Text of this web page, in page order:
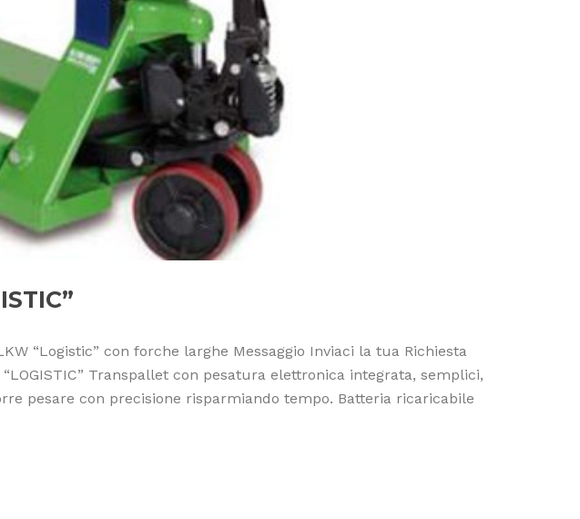
“Logistic” con forche larghe Messaggio Inviaci la tua Richiesta
Transpallet con pesatura elettronica integrata, semplici,
pesare con precisione risparmiando tempo. Batteria ricaricabile